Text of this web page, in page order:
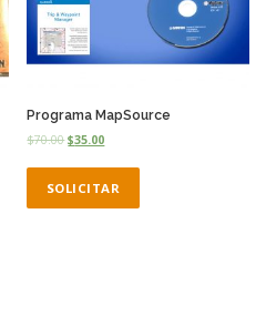
Programa MapSource
$70.00 $35.00
SOLICITAR